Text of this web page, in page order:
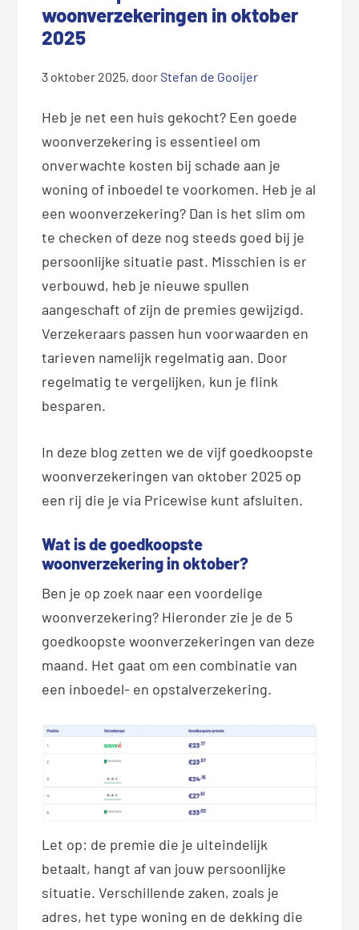
woonverzekeringen in oktober
2025
3 oktober 2025, doorStefan de Gooijer
Heb je net een huis gekocht? Een goede
woonverzekering is essentieel om
onverwachte kosten bij schade aan je
woning of inboedel te voorkomen. Heb je al
een woonverzekering? Dan is het slim om
te checken of deze nog steeds goed bij je
persoonlijke situatie past. Misschien is er
verbouwd, heb je nieuwe spullen
aangeschaft of zijn de premies gewijzigd.
Verzekeraars passen hun voorwaarden en
tarieven namelijk regelmatig aan. Door
regelmatig te vergelijken, kun je flink
besparen.
In deze blog zetten we de vijf goedkoopste
woonverzekeringen van oktober 2025 op
een rij die je via Pricewise kunt afsluiten.
Wat is de goedkoopste
woonverzekering in oktober?
Ben je op zoek naar een voordelige
woonverzekering? Hieronder zie je de 5
goedkoopste woonverzekeringen van deze
maand. Het gaat om een combinatie van
een inboedel- en opstalverzekering.
Let op: de premie die je uiteindelijk
betaalt, hangt af van jouw persoonlijke
situatie. Verschillende zaken, zoals je
adres, het type woning en de dekking die